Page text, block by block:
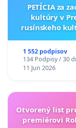
PETÍCIA za
kultúry v
rusínskeho
1 552 podpisov
134 Podpisy / 30
11 Jun 2026
Otvorený list
premiérovi